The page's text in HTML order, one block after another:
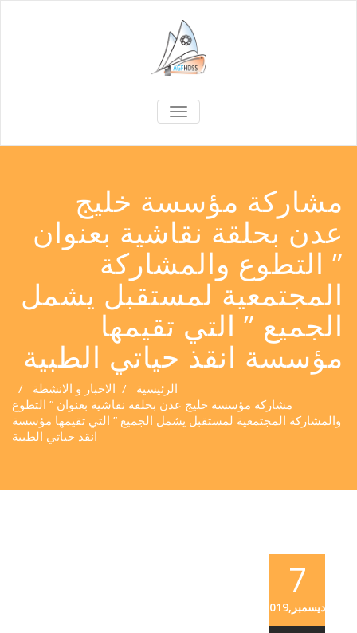
TOGGLE
NAVIGATION
مشاركة مؤسسة خليج
عدن بحلقة نقاشية بعنوان
” التطوع والمشاركة
المجتمعية لمستقبل يشمل
الجميع ” التي تقيمها
مؤسسة انقذ حياتي الطبية
الرئيسية / الاخبار و الانشطة /
مشاركة مؤسسة خليج عدن بحلقة نقاشية بعنوان ” التطوع
والمشاركة المجتمعية لمستقبل يشمل الجميع ” التي تقيمها مؤسسة
انقذ حياتي الطبية
7
ديسمبر,2019